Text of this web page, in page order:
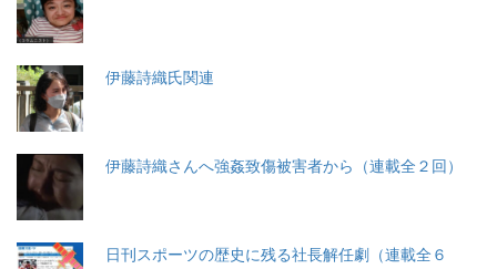
伊藤詩織氏関連
伊藤詩織さんへ強姦致傷被害者から（連載全２回）
日刊スポーツの歴史に残る社長解任劇（連載全６